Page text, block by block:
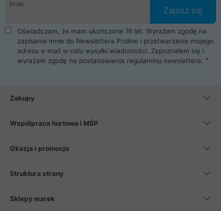
ProLine to czysta przyjemność i pełne bezpieczeństwo.
Zaopatrzysz się u nas w akcesoria i części komputerowe
takie jak procesory, karty graficzne, płyty główne, pamięci,
dyski SSD, M.2 oraz HDD. Nasi pracownicy pomogą Ci wybrać
najlepszy zasilacz komputerowy oraz obudowę do komputera.
Poza komputerami mamy również najlepsze na rynku
Smartfony takich producentów jak Xiaomi, Apple, Samsung i
wentylatory. Na koniec mając już to wszystko, możesz
Email
Zapisz się
Oświadczam, że mam ukończone 16 lat. Wyrażam zgodę na
zapisanie mnie do Newslettera Proline i przetwarzanie mojego
adresu e-mail w celu wysyłki wiadomości. Zapoznałem się i
wyrażam zgodę na postanowienia regulaminu newslettera.
Zakupy
Współpraca hurtowa i MŚP
Okazja i promocja
Struktura strony
Sklepy marek